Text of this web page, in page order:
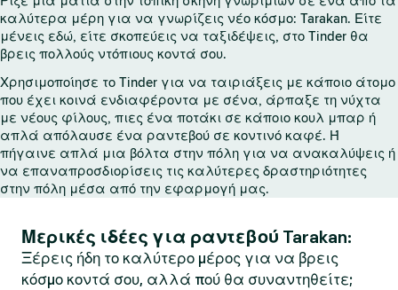
δ
α
T
n
d
e
r
καλύτερα μέρη για να γνωρίζεις νέο κόσμο: Tarakan. Είτε
μένεις εδώ, είτε σκοπεύεις να ταξιδέψεις, στο Tinder θα
βρεις πολλούς ντόπιους κοντά σου.
Χρησιμοποίησε το Tinder για να ταιριάξεις με κάποιο άτομο
που έχει κοινά ενδιαφέροντα με σένα, άρπαξε τη νύχτα
με νέους φίλους, πιες ένα ποτάκι σε κάποιο κουλ μπαρ ή
απλά απόλαυσε ένα ραντεβού σε κοντινό καφέ. Ή
πήγαινε απλά μια βόλτα στην πόλη για να ανακαλύψεις ή
να επαναπροσδιορίσεις τις καλύτερες δραστηριότητες
στην πόλη μέσα από την εφαρμογή μας.
Μερικές ιδέες για ραντεβού Tarakan:
Ξέρεις ήδη το καλύτερο μέρος για να βρεις
κόσμο κοντά σου, αλλά πού θα συναντηθείτε;